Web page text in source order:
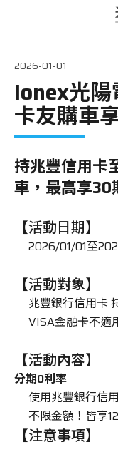
2026-01-01
Ionex光
卡友購車
持兆豐信用卡
車，最高享30
【活動日期】
2026/01/01至
【活動對象】
兆豐銀行信用卡
VISA金融卡不適
【活動內容】
分期0利率
使用兆豐銀行信
不限金額！皆享
【注意事項】